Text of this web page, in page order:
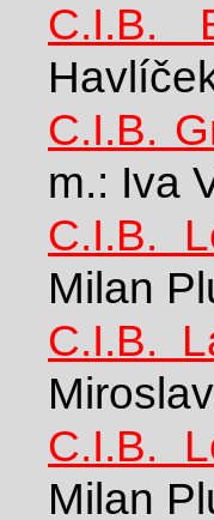
C.I.B.
C.I.B.
m.: Iva
C.I.B.
Milan
C.I.B.
C.I.B.
Milan